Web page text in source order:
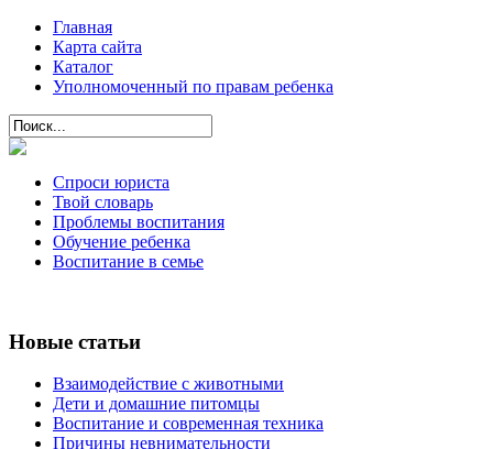
Главная
Карта сайта
Каталог
Уполномоченный по правам ребенка
Спроси юриста
Твой словарь
Проблемы воспитания
Обучение ребенка
Воспитание в семье
Новые статьи
Взаимодействие с животными
Дети и домашние питомцы
Воспитание и современная техника
Причины невнимательности